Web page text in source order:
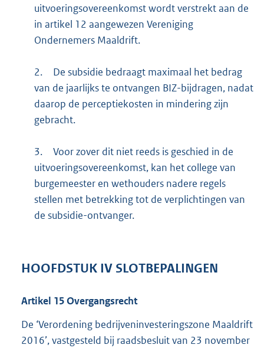
uitvoeringsovereenkomst wordt verstrekt aan de
in artikel 12 aangewezen Vereniging
Ondernemers Maaldrift.
2.
De subsidie bedraagt maximaal het bedrag
van de jaarlijks te ontvangen BIZ-bijdragen, nadat
daarop de perceptiekosten in mindering zijn
gebracht.
3.
Voor zover dit niet reeds is geschied in de
uitvoeringsovereenkomst, kan het college van
burgemeester en wethouders nadere regels
stellen met betrekking tot de verplichtingen van
de subsidie-ontvanger.
HOOFDSTUK IV SLOTBEPALINGEN
Artikel 15Overgangsrecht
De ‘Verordening bedrijveninvesteringszone Maaldrift
2016’, vastgesteld bij raadsbesluit van 23 november